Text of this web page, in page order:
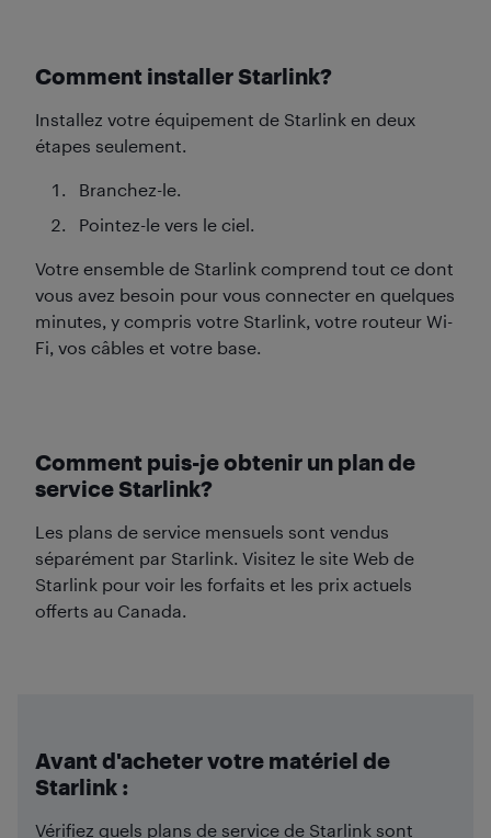
Comment installer Starlink?
Installez votre équipement de Starlink en deux
étapes seulement.
Branchez-le.
Pointez-le vers le ciel.
Votre ensemble de Starlink comprend tout ce dont
vous avez besoin pour vous connecter en quelques
minutes, y compris votre Starlink, votre routeur Wi-
Fi, vos câbles et votre base.
Comment puis-je obtenir un plan de
service Starlink?
Les plans de service mensuels sont vendus
séparément par Starlink. Visitez le site Web de
Starlink pour voir les forfaits et les prix actuels
offerts au Canada.
Avant d'acheter votre matériel de
Starlink :
Vérifiez quels plans de service de Starlink sont